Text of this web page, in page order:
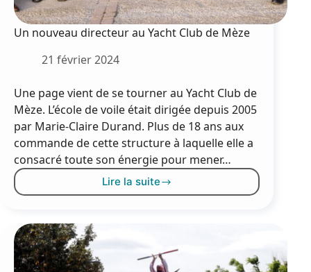
Un nouveau directeur au Yacht Club de Mèze
21 février 2024
Une page vient de se tourner au Yacht Club de
Mèze. L’école de voile était dirigée depuis 2005
par Marie-Claire Durand. Plus de 18 ans aux
commande de cette structure à laquelle elle a
consacré toute son énergie pour mener…
Lire la suite
Un
Yacht
Club